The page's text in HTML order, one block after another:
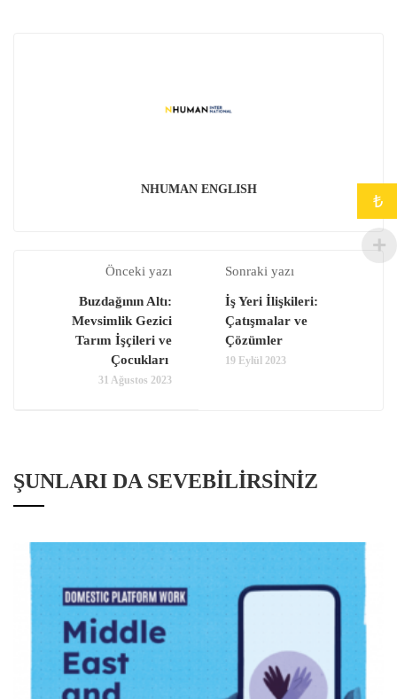
NHUMAN ENGLISH
Önceki yazı
Buzdağının Altı:
Mevsimlik Gezici
Tarım İşçileri ve
Çocukları
31 Ağustos 2023
Sonraki yazı
İş Yeri İlişkileri:
Çatışmalar ve
Çözümler
19 Eylül 2023
ŞUNLARI DA SEVEBILIRSINIZ
₺